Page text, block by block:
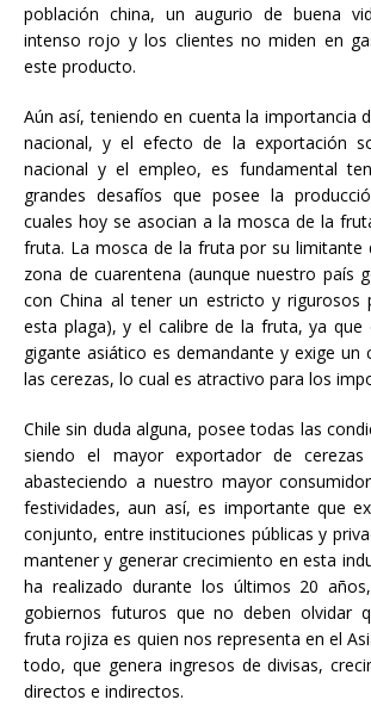
población china, un augurio de buena
intenso rojo y los clientes no miden en
este producto.
Aún así, teniendo en cuenta la importancia
nacional, y el efecto de la exportación
nacional y el empleo, es fundamental
grandes desafíos que posee la
cuales hoy se asocian a la mosca de la
fruta. La mosca de la fruta por su limitante
zona de cuarentena (aunque nuestro país
con China al tener un estricto y rigurosos
esta plaga), y el calibre de la fruta, ya que
gigante asiático es demandante y exige un
las cerezas, lo cual es atractivo para los
Chile sin duda alguna, posee todas las
siendo el mayor exportador de
abasteciendo a nuestro mayor
festividades, aun así, es importante que
conjunto, entre instituciones públicas y
mantener y generar crecimiento en esta
ha realizado durante los últimos 20
gobiernos futuros que no deben olvidar
fruta rojiza es quien nos representa en el
todo, que genera ingresos de divisas,
directos e indirectos.